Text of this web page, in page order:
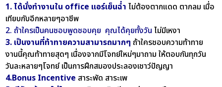
1. ได้นั่งทำงานใน office แอร์เย็นฉ่ำ ไม่ต้องตากแดด ตากลม เมื่อ
เทียบกับอีกหลายๆอาชีพ
2. ถ้าใครเป็นคนชอบพูดชอบคุย คุณได้คุยทั้งวัน ไม่มีเหงา
3. เป็นงานที่ท้าทายความสามารถมากๆ ถ้าใครชอบความท้าทาย
งานนี้คุณท้าทายสุดๆ เนื่องจากมีโจทย์ใหม่ๆมาถาม ให้ตอบกันทุกวัน
วันละหลายๆโจทย์ เป็นการฝึกสมองประลองเชาว์ปัญญา
4.Bonus Incentive สาระพัด สาระเพ